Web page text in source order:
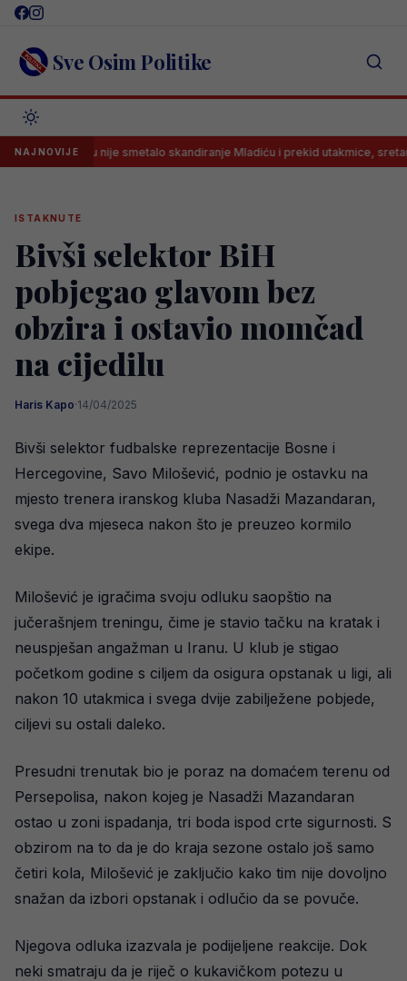
Skip
content Sve Osim Politike
NAJNOVIJEnije smetalo skandiranje Mladiću i prekid utakmice, sretan je:
ISTAKNUTE
Bivši selektor BiH
pobjegao glavom bez
obzira i ostavio momčad
na cijedilu
Haris Kapo·14/04/2025
Bivši selektor fudbalske reprezentacije Bosne i
Hercegovine, Savo Milošević, podnio je ostavku na
mjesto trenera iranskog kluba Nasadži Mazandaran,
svega dva mjeseca nakon što je preuzeo kormilo
ekipe.
Milošević je igračima svoju odluku saopštio na
jučerašnjem treningu, čime je stavio tačku na kratak i
neuspješan angažman u Iranu. U klub je stigao
početkom godine s ciljem da osigura opstanak u ligi, ali
nakon 10 utakmica i svega dvije zabilježene pobjede,
ciljevi su ostali daleko.
Presudni trenutak bio je poraz na domaćem terenu od
Persepolisa, nakon kojeg je Nasadži Mazandaran
ostao u zoni ispadanja, tri boda ispod crte sigurnosti. S
obzirom na to da je do kraja sezone ostalo još samo
četiri kola, Milošević je zaključio kako tim nije dovoljno
snažan da izbori opstanak i odlučio da se povuče.
Njegova odluka izazvala je podijeljene reakcije. Dok
neki smatraju da je riječ o kukavičkom potezu u